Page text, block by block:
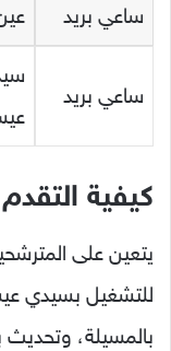
ساعي بريد
ساعي بريد
كيفية التقدم
يتعين على
للتشغيل بسيدي
بالمسيلة، وتحديث